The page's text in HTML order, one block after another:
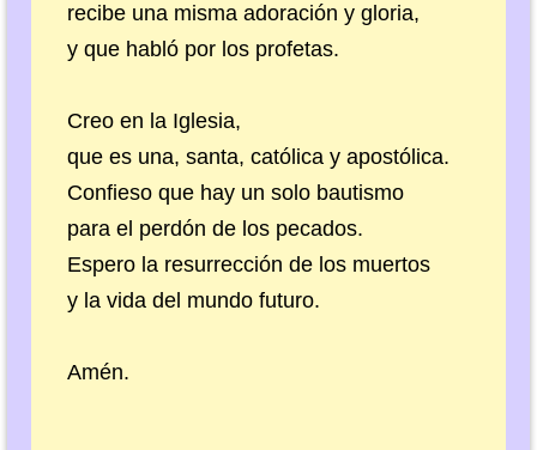
recibe una misma adoración y gloria,
y que habló por los profetas.
Creo en la Iglesia,
que es una, santa, católica y apostólica.
Confieso que hay un solo bautismo
para el perdón de los pecados.
Espero la resurrección de los muertos
y la vida del mundo futuro.
Amén.